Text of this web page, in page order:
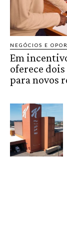
NEGÓCIOS E
Em
oferece
para novos